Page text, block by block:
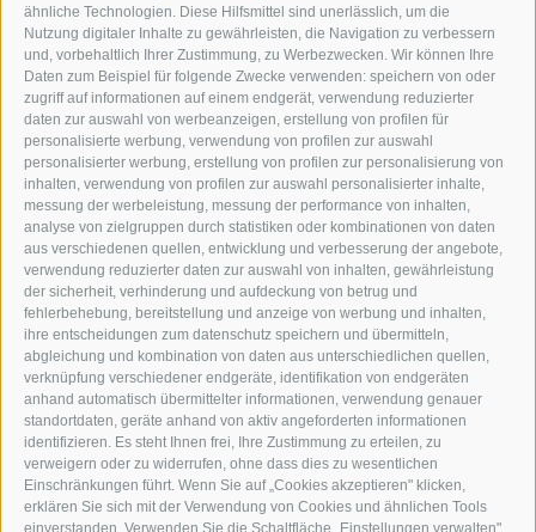
ähnliche Technologien. Diese Hilfsmittel sind unerlässlich, um die
Nutzung digitaler Inhalte zu gewährleisten, die Navigation zu verbessern
und, vorbehaltlich Ihrer Zustimmung, zu Werbezwecken. Wir können Ihre
Daten zum Beispiel für folgende Zwecke verwenden: speichern von oder
zugriff auf informationen auf einem endgerät, verwendung reduzierter
daten zur auswahl von werbeanzeigen, erstellung von profilen für
personalisierte werbung, verwendung von profilen zur auswahl
personalisierter werbung, erstellung von profilen zur personalisierung von
inhalten, verwendung von profilen zur auswahl personalisierter inhalte,
messung der werbeleistung, messung der performance von inhalten,
analyse von zielgruppen durch statistiken oder kombinationen von daten
aus verschiedenen quellen, entwicklung und verbesserung der angebote,
verwendung reduzierter daten zur auswahl von inhalten, gewährleistung
der sicherheit, verhinderung und aufdeckung von betrug und
fehlerbehebung, bereitstellung und anzeige von werbung und inhalten,
ihre entscheidungen zum datenschutz speichern und übermitteln,
abgleichung und kombination von daten aus unterschiedlichen quellen,
verknüpfung verschiedener endgeräte, identifikation von endgeräten
anhand automatisch übermittelter informationen, verwendung genauer
standortdaten, geräte anhand von aktiv angeforderten informationen
identifizieren. Es steht Ihnen frei, Ihre Zustimmung zu erteilen, zu
verweigern oder zu widerrufen, ohne dass dies zu wesentlichen
Einschränkungen führt. Wenn Sie auf „Cookies akzeptieren" klicken,
erklären Sie sich mit der Verwendung von Cookies und ähnlichen Tools
einverstanden. Verwenden Sie die Schaltfläche „Einstellungen verwalten",
Ferdinand Staudacher -
Firmengründer
KFZ, Bau und Landmaschinen
Industriezone Unterackern Fuggerstraße 18
I-39049Südtirol (BZ)
+39 0472 766010
+39 0472 766585